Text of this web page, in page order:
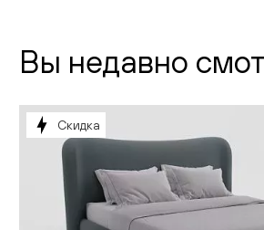
Вы недавно
Скидка